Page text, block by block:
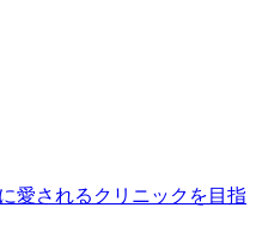
愛されるクリニックを目指